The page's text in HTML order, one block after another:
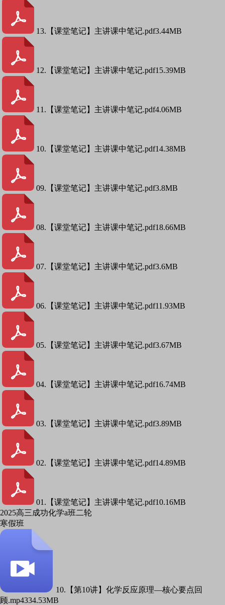
13.【课堂笔记】主讲课中笔记.pdf3.44MB
12.【课堂笔记】主讲课中笔记.pdf15.39MB
11.【课堂笔记】主讲课中笔记.pdf4.06MB
10.【课堂笔记】主讲课中笔记.pdf14.38MB
09.【课堂笔记】主讲课中笔记.pdf3.8MB
08.【课堂笔记】主讲课中笔记.pdf18.66MB
07.【课堂笔记】主讲课中笔记.pdf3.6MB
06.【课堂笔记】主讲课中笔记.pdf11.93MB
05.【课堂笔记】主讲课中笔记.pdf3.67MB
04.【课堂笔记】主讲课中笔记.pdf16.74MB
03.【课堂笔记】主讲课中笔记.pdf3.89MB
02.【课堂笔记】主讲课中笔记.pdf14.89MB
01.【课堂笔记】主讲课中笔记.pdf10.16MB
2025高三成功化学a班二轮
寒假班
10.【第10讲】化学反应原理—核心要点回
顾.mp4334.53MB